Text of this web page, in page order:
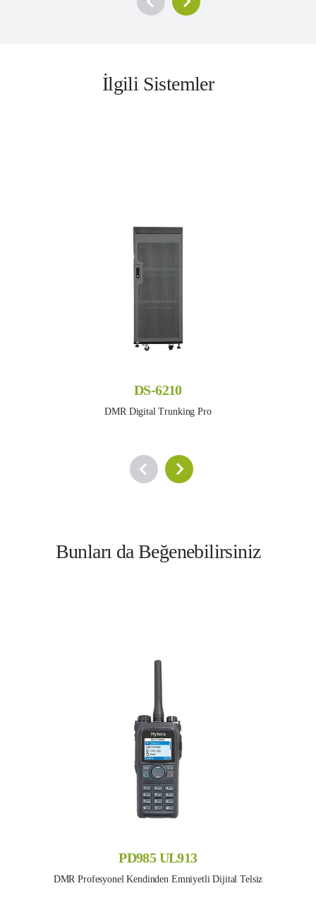
İlgili Sistemler
DS-6210
DMR Digital Trunking Pro
Bunları da Beğenebilirsiniz
PD985 UL913
DMR Profesyonel Kendinden Emniyetli Dijital Telsiz